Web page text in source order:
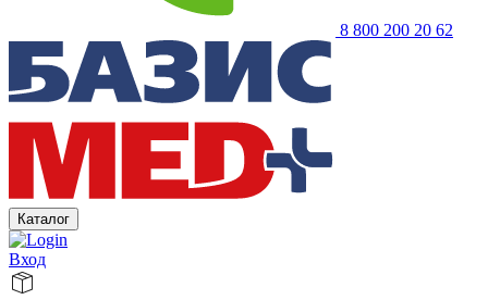
8 800 200 20 62
Каталог
Вход